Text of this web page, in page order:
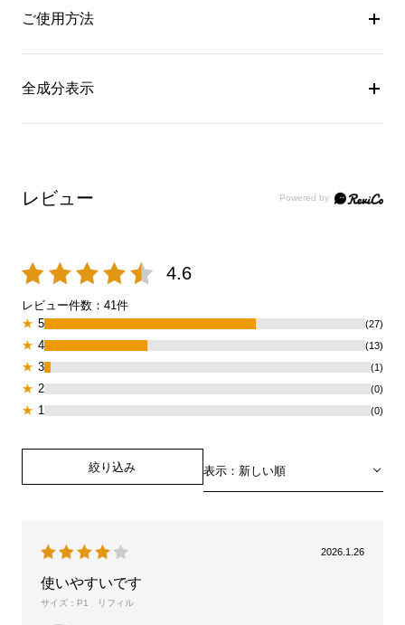
ご使用方法
全成分表示
レビュー
4.6
レビュー件数： 41件
★ 5 (27)
★ 4 (13)
★ 3 (1)
★ 2 (0)
★ 1 (0)
絞り込み 表示：新しい順
2026.1.26
使いやすいです
サイズ：P1 リフィル